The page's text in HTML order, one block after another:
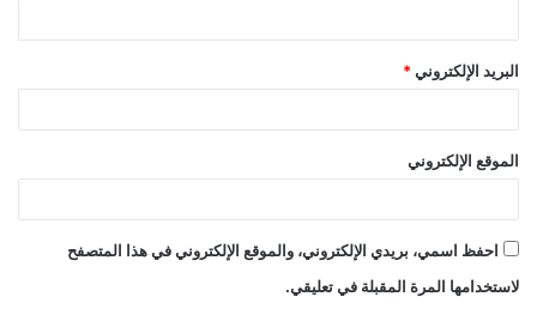
البريد الإلكتروني *
الموقع الإلكتروني
احفظ اسمي، بريدي الإلكتروني، والموقع الإلكتروني في هذا المتصفح
لاستخدامها المرة المقبلة في تعليقي.